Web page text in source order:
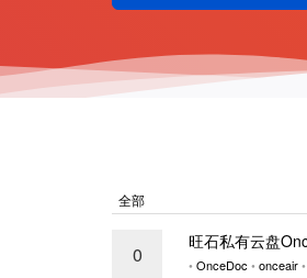
全部
0
旺石私有云盘
• OnceDoc • onceair•